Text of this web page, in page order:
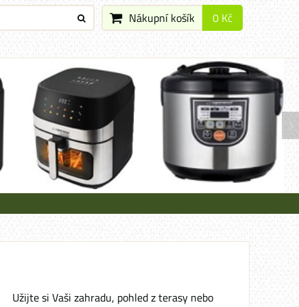
Nákupní košík 0 Kč
Užijte si Vaši zahradu, pohled z terasy nebo